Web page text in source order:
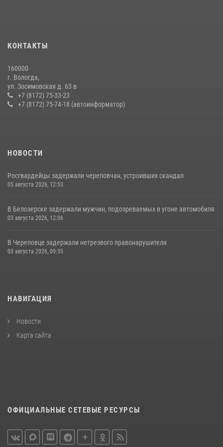
КОНТАКТЫ
160000
г. Вологда,
ул. Зосимовская д. 63 в
+7 (8172) 75-33-23
+7 (8172) 75-74-18 (автоинформатор)
НОВОСТИ
Росгвардейцы задержали череповчан, устроивших скандал
05 августа 2026, 12:53
В Белозерске задержали мужчин, подозреваемых в угоне автомобиля
03 августа 2026, 12:06
В Череповце задержали нетрезвого правонарушителя
03 августа 2026, 09:35
НАВИГАЦИЯ
Новости
Карта сайта
ОФИЦИАЛЬНЫЕ СЕТЕВЫЕ РЕСУРСЫ